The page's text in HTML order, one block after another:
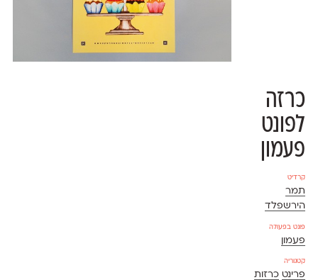
כרזה
לפונט
פעמון
קרדיט
תמר
הירשפלד
פונט בפעולה
פעמון
קטגוריה
פרינט כרזות